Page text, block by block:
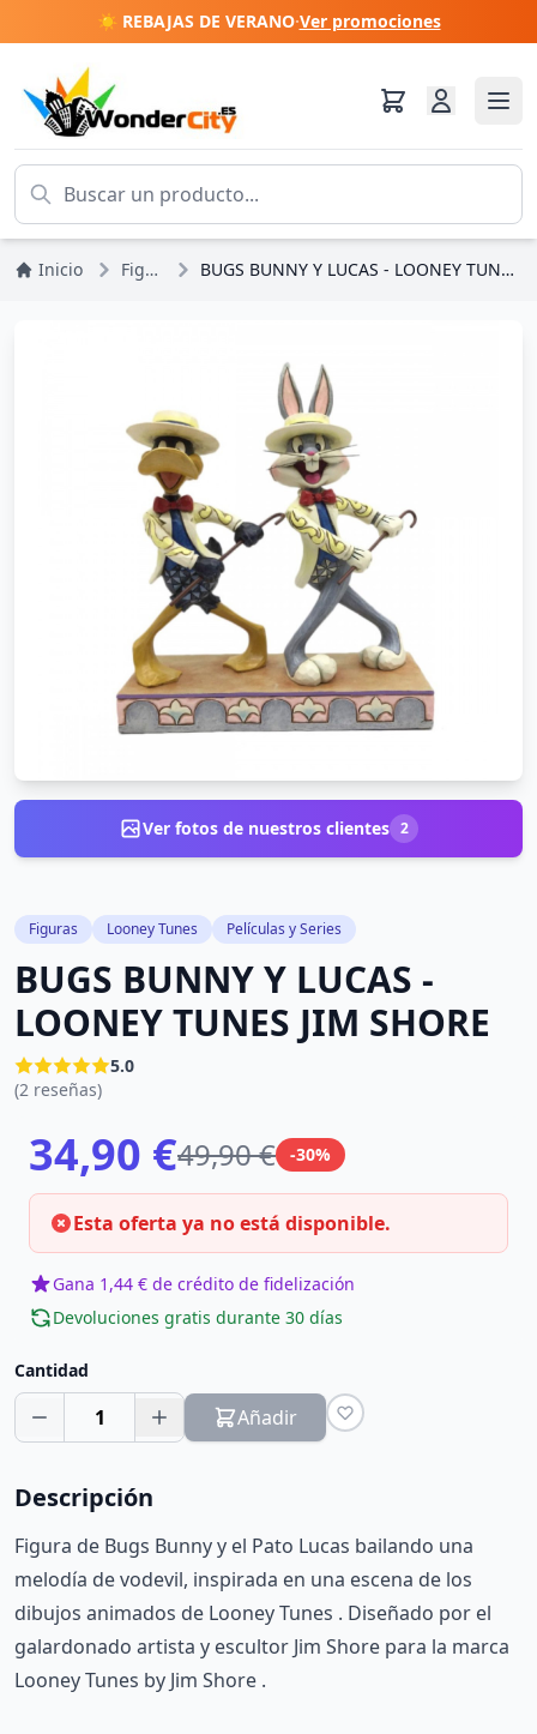
☀️ REBAJAS DE VERANO·Ver promociones
Inicio Figuras BUGS BUNNY Y LUCAS - LOONEY TUNES JIM SHORE
Ver fotos de nuestros clientes 2
Figuras Looney Tunes Películas y Series
BUGS BUNNY Y LUCAS -
LOONEY TUNES JIM SHORE
5.0
(2 reseñas)
34,90 €49,90 € -30%
Esta oferta ya no está disponible.
Gana 1,44 € de crédito de fidelización
Devoluciones gratis durante 30 días
Cantidad
1 Añadir
Descripción
Figura de Bugs Bunny y el Pato Lucas bailando una
melodía de vodevil, inspirada en una escena de los
dibujos animados de Looney Tunes . Diseñado por el
galardonado artista y escultor Jim Shore para la marca
Looney Tunes by Jim Shore .